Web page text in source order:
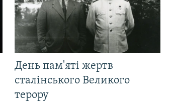
День пам'яті жертв
сталінського Великого
терору